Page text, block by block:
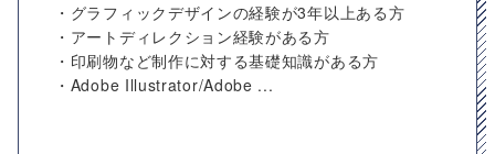
・グラフィックデザインの経験が3年以上ある方
・アートディレクション経験がある方
・印刷物など制作に対する基礎知識がある方
・Adobe Illustrator/Adobe ...